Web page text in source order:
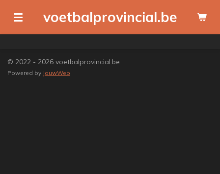
direct
naar
hoofdinhoud
voetbalprovincial.be
© 2022 - 2026 voetbalprovincial.be
Powered by JouwWeb